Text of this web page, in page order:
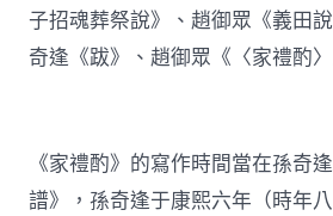
子招魂葬祭說》、趙御眾《義田
奇逢《跋》、趙御眾《〈家禮酌
《家禮酌》的寫作時間當在孫奇
譜》，孫奇逢于康熙六年（時年